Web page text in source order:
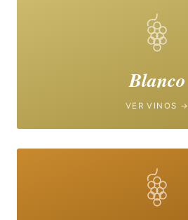
Blanco
VER VINOS →